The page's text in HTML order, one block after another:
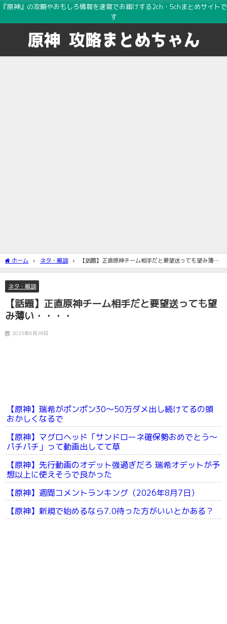
『原神』の攻略やおもしろ情報を速報でお届けする2ch・5chまとめサイトで
す
ホーム ネタ・雑談
【話題】正直原神チーム相手だと要望送っても望み薄
い・・・・
ネタ・雑談
【話題】正直原神チーム相手だと要望送っても望
み薄い・・・・
2025年6月28日
【原神】瑞希がポンポン30～50万ダメ出し続けてるの頭
おかしくなるで
【原神】マグロヘッド「サンドローネ確保勢おめでとう～
パチパチ」って動画出してて草
【原神】先行動画のオデット強過ぎだろ 瑞希オデットが予
想以上に使えそうで良かった
【原神】週間コメントランキング（2026年8月7日）
【原神】新規で始めるなら7.0待った方がいいとかある？